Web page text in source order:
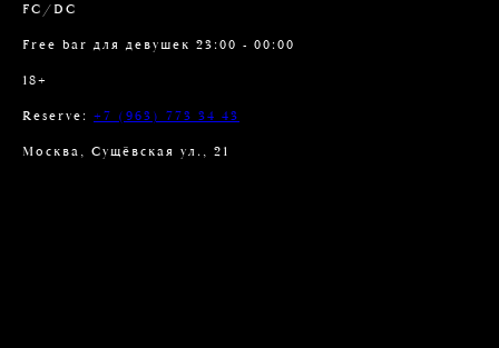
FC/DC
Free bar для девушек 23:00 - 00:00
18+
Reserve: +7 (963) 773 34 43
Москва, Сущёвская ул., 21